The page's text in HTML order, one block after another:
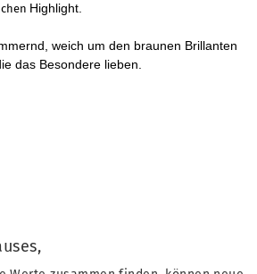
Highlight.
weich um den braunen Brillanten
das Besondere lieben.